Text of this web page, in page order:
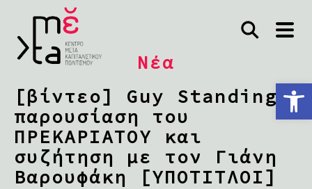
Ανοίξτε τη γραμμή εργαλείων
Νέα
[βίντεο] Guy Standing,
παρουσίαση του
ΠΡΕΚΑΡΙΑΤΟΥ και
συζήτηση με τον Γιάνη
Βαρουφάκη [ΥΠΟΤΙΤΛΟΙ]